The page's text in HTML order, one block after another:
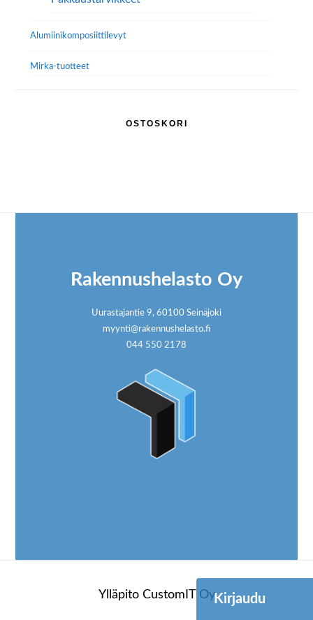
Alumiini­komposiitti­levyt
Mirka-tuotteet
OSTOSKORI
Rakennushelasto Oy
Uurastajantie 9, 60100 Seinäjoki
myynti@rakennushelasto.fi
044 550 2178
Ylläpito CustomIT Oy